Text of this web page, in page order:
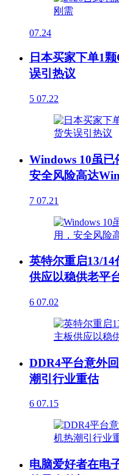
07.24
日本买家下单1
误引热议
5 07.22
Windows 10虽已
安全风险高达
7 07.21
英特尔重启13/
供应以稳供老平
6 07.02
DDR4平台意外
潮引行业重估
6 07.15
电脑爱好者在电